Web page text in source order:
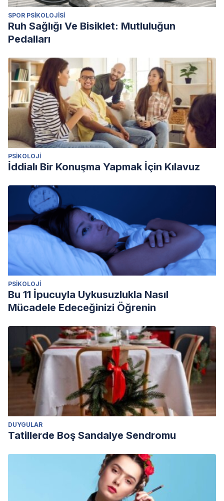
and identification of emotional states in others.Biological
psychiatry,68
May, A. L., & Parrott, A. C. (2015). Greater sexual risk‐taking
compared with alcohol drinkers: a questionnaire
study.Human Psychopharmacology: Clinical and
Experimental,30 (4), 272-275.
SPOR PSIKOLOJISI
Ruh Sağlığı Ve Bisiklet: Mutluluğun
Pedalları
PSIKOLOJI
İddialı Bir Konuşma Yapmak İçin Kılavuz
PSIKOLOJI
Bu 11 İpucuyla Uykusuzlukla Nasıl
Mücadele Edeceğinizi Öğrenin
DUYGULAR
Tatillerde Boş Sandalye Sendromu